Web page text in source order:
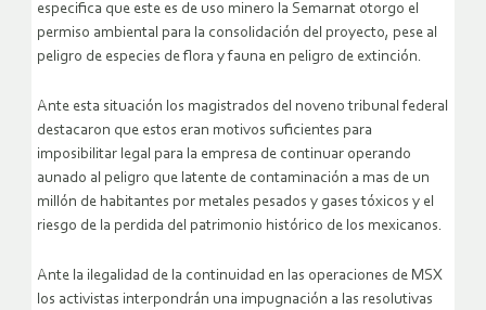
especifica que este es de uso minero la Semarnat otorgo el
permiso ambiental para la consolidación del proyecto, pese al
peligro de especies de flora y fauna en peligro de extinción.
Ante esta situación los magistrados del noveno tribunal federal
destacaron que estos eran motivos suficientes para
imposibilitar legal para la empresa de continuar operando
aunado al peligro que latente de contaminación a mas de un
millón de habitantes por metales pesados y gases tóxicos y el
riesgo de la perdida del patrimonio histórico de los mexicanos.
Ante la ilegalidad de la continuidad en las operaciones de MSX
los activistas interpondrán una impugnación a las resolutivas